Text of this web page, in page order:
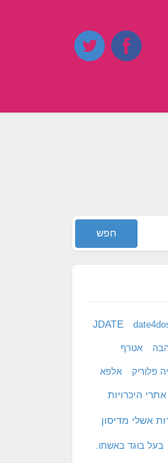
JDATE
אטרף
פלוריק אלפא
אתרי היכרויות
אשלי מדיסון
בעל בוגד באשתו.